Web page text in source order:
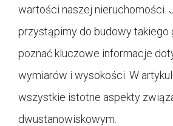
wartości naszej nieruchomości.
przystąpimy do budowy takiego
poznać kluczowe informacje
wymiarów i wysokości. W
wszystkie istotne aspekty
dwustanowiskowym.